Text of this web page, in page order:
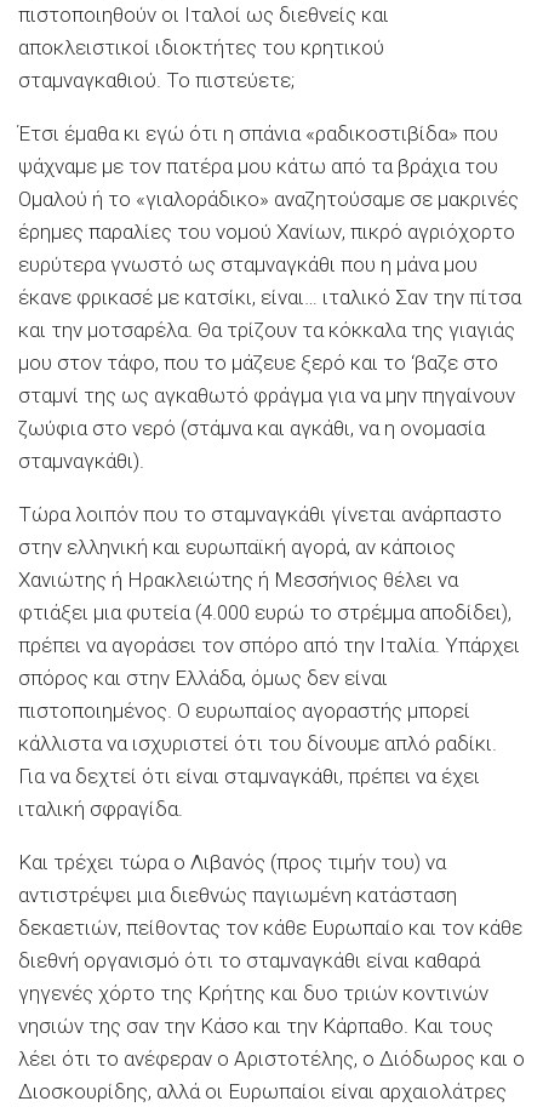
πιστοποιηθούν οι Ιταλοί ως διεθνείς και
αποκλειστικοί ιδιοκτήτες του κρητικού
σταμναγκαθιού. Το πιστεύετε;
Έτσι έμαθα κι εγώ ότι η σπάνια «ραδικοστιβίδα» που
ψάχναμε με τον πατέρα μου κάτω από τα βράχια του
Ομαλού ή το «γιαλοράδικο» αναζητούσαμε σε μακρινές
έρημες παραλίες του νομού Χανίων, πικρό αγριόχορτο
ευρύτερα γνωστό ως σταμναγκάθι που η μάνα μου
έκανε φρικασέ με κατσίκι, είναι… ιταλικό Σαν την πίτσα
και την μοτσαρέλα. Θα τρίζουν τα κόκκαλα της γιαγιάς
μου στον τάφο, που το μάζευε ξερό και το ‘βαζε στο
σταμνί της ως αγκαθωτό φράγμα για να μην πηγαίνουν
ζωύφια στο νερό (στάμνα και αγκάθι, να η ονομασία
σταμναγκάθι).
Τώρα λοιπόν που το σταμναγκάθι γίνεται ανάρπαστο
στην ελληνική και ευρωπαϊκή αγορά, αν κάποιος
Χανιώτης ή Ηρακλειώτης ή Μεσσήνιος θέλει να
φτιάξει μια φυτεία (4.000 ευρώ το στρέμμα αποδίδει),
πρέπει να αγοράσει τον σπόρο από την Ιταλία. Υπάρχει
σπόρος και στην Ελλάδα, όμως δεν είναι
πιστοποιημένος. Ο ευρωπαίος αγοραστής μπορεί
κάλλιστα να ισχυριστεί ότι του δίνουμε απλό ραδίκι.
Για να δεχτεί ότι είναι σταμναγκάθι, πρέπει να έχει
ιταλική σφραγίδα.
Και τρέχει τώρα ο Λιβανός (προς τιμήν του) να
αντιστρέψει μια διεθνώς παγιωμένη κατάσταση
δεκαετιών, πείθοντας τον κάθε Ευρωπαίο και τον κάθε
διεθνή οργανισμό ότι το σταμναγκάθι είναι καθαρά
γηγενές χόρτο της Κρήτης και δυο τριών κοντινών
νησιών της σαν την Κάσο και την Κάρπαθο. Και τους
λέει ότι το ανέφεραν ο Αριστοτέλης, ο Διόδωρος και ο
Διοσκουρίδης, αλλά οι Ευρωπαίοι είναι αρχαιολάτρες